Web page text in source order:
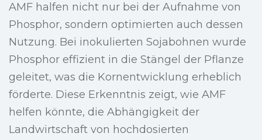
AMF halfen nicht nur bei der Aufnahme von
Phosphor, sondern optimierten auch dessen
Nutzung. Bei inokulierten Sojabohnen wurde
Phosphor effizient in die Stängel der Pflanze
geleitet, was die Kornentwicklung erheblich
förderte. Diese Erkenntnis zeigt, wie AMF
helfen könnte, die Abhängigkeit der
Landwirtschaft von hochdosierten